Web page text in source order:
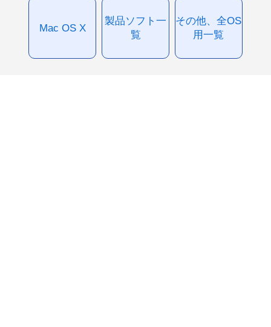
Mac OS X
製品ソフト一
覧
その他、全OS
用一覧